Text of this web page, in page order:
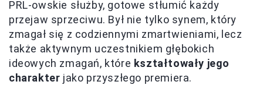
PRL-owskie służby, gotowe stłumić każdy
przejaw sprzeciwu. Był nie tylko synem, który
zmagał się z codziennymi zmartwieniami, lecz
także aktywnym uczestnikiem głębokich
ideowych zmagań, które kształtowały jego
charakter jako przyszłego premiera.